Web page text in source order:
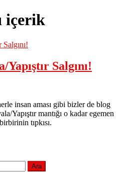
içerik
Salgını!
insan aması gibi bizler de blog
Yapıştır mantığı o kadar egemen
tıpkısı.